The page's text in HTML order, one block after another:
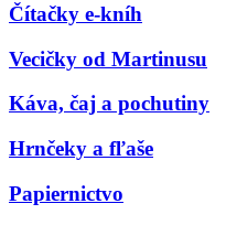
Čítačky e-kníh
Vecičky od Martinusu
Káva, čaj a pochutiny
Hrnčeky a fľaše
Papiernictvo